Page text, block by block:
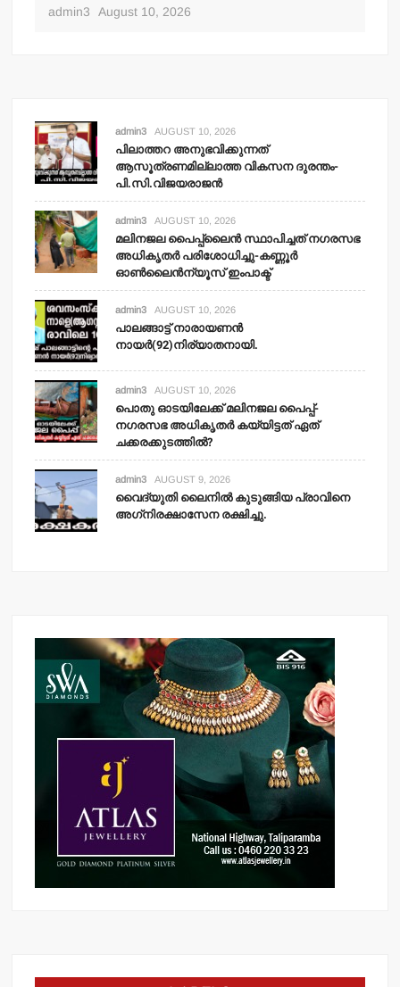
admin3 August 10, 2026
admin3 AUGUST 10, 2026
പിലാത്തറ അനുഭവിക്കുന്നത്
ആസൂത്രണമില്ലാത്ത വികസന ദുരന്തം-
പി.സി.വിജയരാജന്‍
admin3 AUGUST 10, 2026
മലിനജല പൈപ്പ്‌ലൈന്‍ സ്ഥാപിച്ചത് നഗരസഭ
അധികൃതര്‍ പരിശോധിച്ചു-കണ്ണൂര്‍
ഓണ്‍ലൈന്‍ന്യൂസ് ഇംപാക്ട്‌
admin3 AUGUST 10, 2026
പാലങ്ങാട്ട് നാരായണന്‍
നായര്‍(92)നിര്യാതനായി.
admin3 AUGUST 10, 2026
പൊതു ഓടയിലേക്ക് മലിനജല പൈപ്പ്-
നഗരസഭ അധികൃതര്‍ കയ്യിട്ടത് ഏത്
ചക്കരക്കുടത്തില്‍?
admin3 AUGUST 9, 2026
വൈദ്യുതി ലൈനില്‍ കുടുങ്ങിയ പ്രാവിനെ
അഗ്‌നിരക്ഷാസേന രക്ഷിച്ചു.